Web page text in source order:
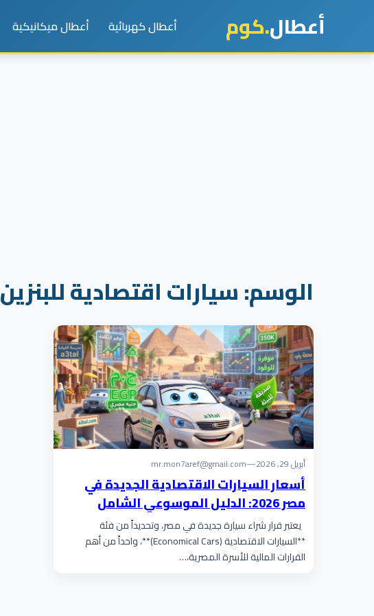
أعطال.كوم أعطال كهربائية أعطال ميكانيكية
الوسم:سيارات اقتصادية للبنزين
أبريل 29, 2026 —
mr.mon7aref@gmail.com
أسعار السيارات الاقتصادية الجديدة في
مصر 2026: الدليل الموسوعي الشامل
للسوق والموديلات والتكلفة الحقيقية
يعتبر قرار شراء سيارة جديدة في مصر، وتحديداً من فئة
**السيارات الاقتصادية (Economical Cars)**، واحداً من أهم
القرارات المالية للأسرة المصرية،…